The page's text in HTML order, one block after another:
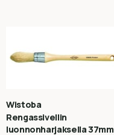
Wistoba
Rengassivellin
luonnonharjaksella 37mm